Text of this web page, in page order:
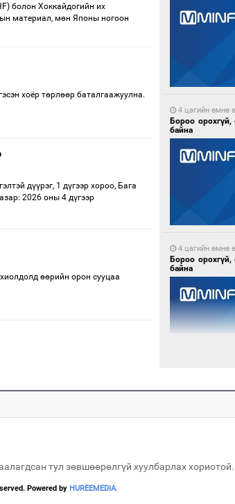
болон Хоккайдогийн их
материал, мөн Японы ногоон
хоёр төрлөөр баталгаажуулна.
дүүрэг, 1 дүгээр хороо, Бага
2026 оны 4 дүгээр
өөрийн орон сууцаа
4 цагийн өмнө
Бороо
байна
4 цагийн өмнө
Бороо
байна
жолоочийг
тул зөвшөөрөлгүй хуулбарлах хориотой.
Powered by HUREEMEDIA.